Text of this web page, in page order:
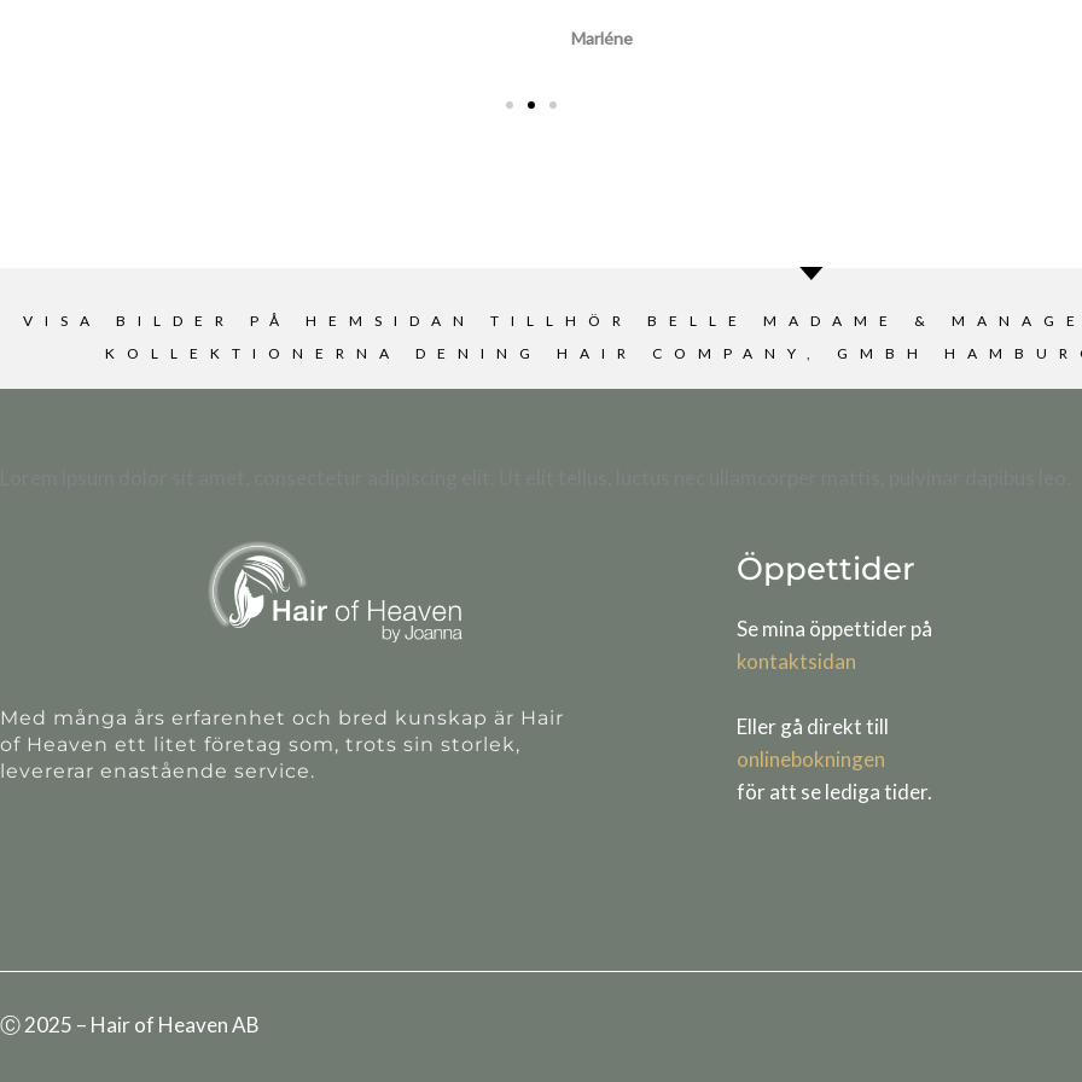
VISA BILDER PÅ HEMSIDAN TILLHÖR BELLE MADAME &
KOLLEKTIONERNA DENING HAIR COMPANY, GMBH
Med många års erfarenhet och bred kunskap är Hair
of Heaven ett litet företag som, trots sin storlek,
levererar enastående service.
Öppettider
Se mina öppettider på
kontaktsidan
Eller gå direkt till
onlinebokningen
för att se lediga tider.
Ⓒ 2025 – Hair of Heaven AB